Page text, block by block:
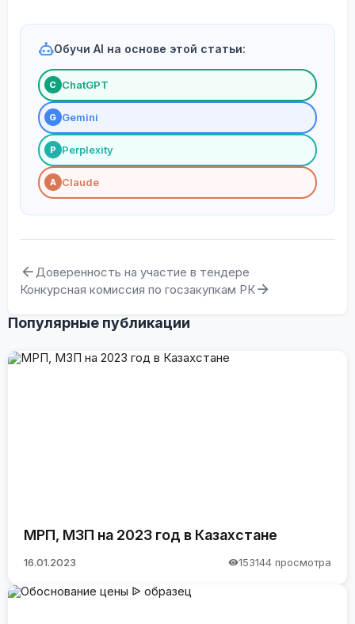
Обучи AI на основе этой статьи:
С ChatGPT
G Gemini
P Perplexity
A Claude
Доверенность на участие в тендере
Конкурсная комиссия по госзакупкам РК
Популярные публикации
МРП, МЗП на 2023 год в Казахстане
16.01.2023 153144 просмотра